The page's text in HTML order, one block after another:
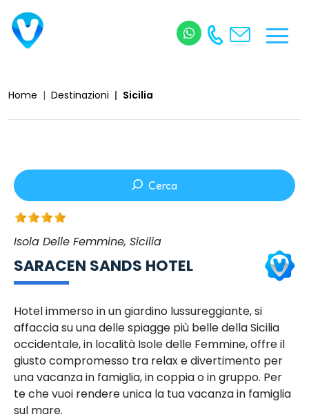
Home Destinazioni Sicilia
Isola Delle Femmine, Sicilia
SARACEN SANDS HOTEL
Hotel immerso in un giardino lussureggiante, si
affaccia su una delle spiagge più belle della Sicilia
occidentale, in località Isole delle Femmine, offre il
giusto compromesso tra relax e divertimento per
una vacanza in famiglia, in coppia o in gruppo. Per
te che vuoi rendere unica la tua vacanza in famiglia
sul mare.
Cerca